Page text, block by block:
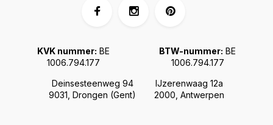
Deinsesteenweg 94
9031, Drongen (Gent)
IJzerenwaag 12a
2000, Antwerpen
KVK nummer: BE
1006.794.177
BTW-nummer: BE
1006.794.177